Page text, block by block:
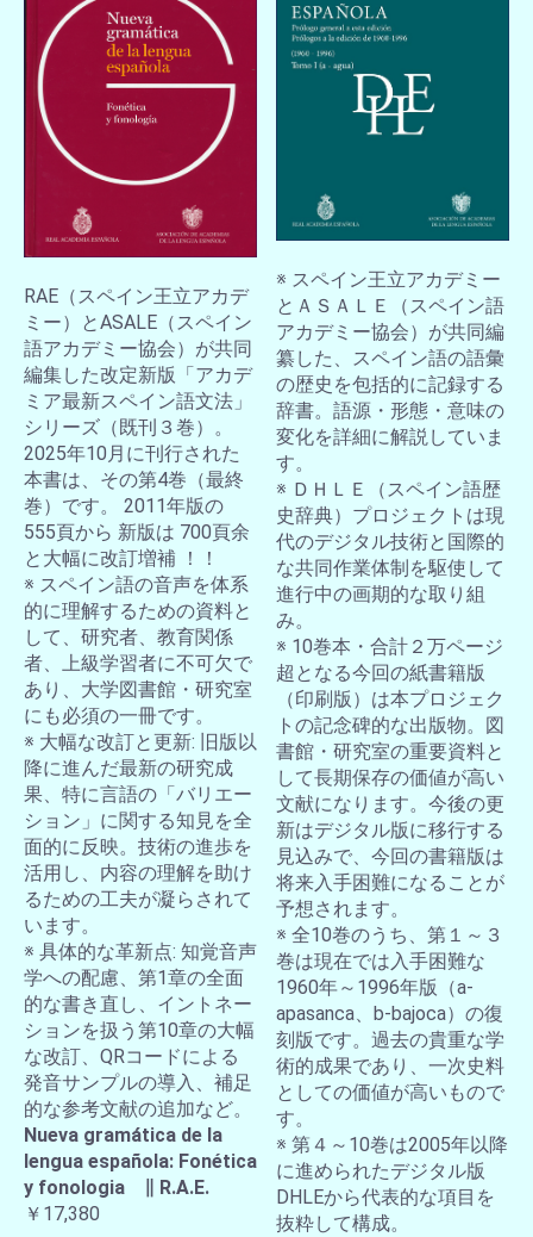
RAE（スペイン王立アカデ
ミー）とASALE（スペイン
語アカデミー協会）が共同
編集した改定新版「アカデ
ミア最新スペイン語文法」
シリーズ（既刊３巻）。
2025年10月に刊行された
本書は、その第4巻（最終
巻）です。 2011年版の
555頁から 新版は 700頁余
と大幅に改訂増補 ！！
※ スペイン語の音声を体系
的に理解するための資料と
して、研究者、教育関係
者、上級学習者に不可欠で
あり、大学図書館・研究室
にも必須の一冊です。
※ 大幅な改訂と更新: 旧版以
降に進んだ最新の研究成
果、特に言語の「バリエー
ション」に関する知見を全
面的に反映。技術の進歩を
活用し、内容の理解を助け
るための工夫が凝らされて
います。
※ 具体的な革新点: 知覚音声
学への配慮、第1章の全面
的な書き直し、イントネー
ションを扱う第10章の大幅
な改訂、QRコードによる
発音サンプルの導入、補足
的な参考文献の追加など。
Nueva gramática de la
lengua española: Fonética
y fonologia ∥ R.A.E.
￥17,380
※ スペイン王立アカデミー
とＡＳＡＬＥ（スペイン語
アカデミー協会）が共同編
纂した、スペイン語の語彙
の歴史を包括的に記録する
辞書。語源・形態・意味の
変化を詳細に解説していま
す。
※ ＤＨＬＥ（スペイン語歴
史辞典）プロジェクトは現
代のデジタル技術と国際的
な共同作業体制を駆使して
進行中の画期的な取り組
み。
※ 10巻本・合計２万ページ
超となる今回の紙書籍版
（印刷版）は本プロジェク
トの記念碑的な出版物。図
書館・研究室の重要資料と
して長期保存の価値が高い
文献になります。今後の更
新はデジタル版に移行する
見込みで、今回の書籍版は
将来入手困難になることが
予想されます。
※ 全10巻のうち、第１～３
巻は現在では入手困難な
1960年～1996年版（a-
apasanca、b-bajoca）の復
刻版です。過去の貴重な学
術的成果であり、一次史料
としての価値が高いもので
す。
※ 第４～10巻は2005年以降
に進められたデジタル版
DHLEから代表的な項目を
抜粋して構成。